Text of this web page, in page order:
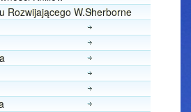
Rozwijającego W.Sherborne